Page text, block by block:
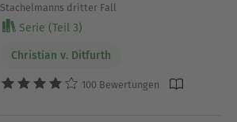
Stachelmanns dritter Fall
Serie (Teil 3)
Christian v. Ditfurth
100 Bewertungen